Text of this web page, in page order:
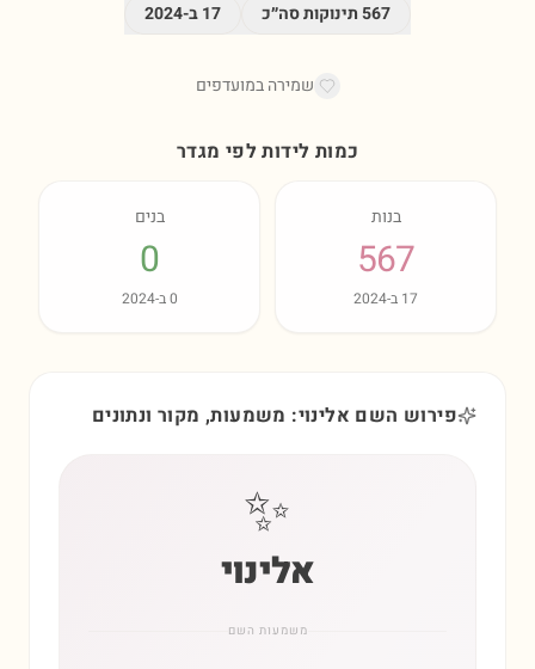
567תינוקות סה״כ 17ב-2024
שמירה במועדפים
כמות לידות לפי מגדר
בנות
567
17 ב-2024
בנים
0
0ב-2024
פירוש השם אלינוי: משמעות, מקור ונתונים
✨
אלינוי
משמעות השם